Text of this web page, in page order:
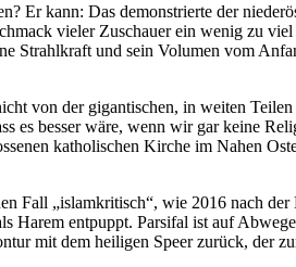
Er kann: Das demonstrierte der
vieler Zuschauer ein wenig zu
Strahlkraft und sein Volumen vom
von der gigantischen, in weiten
es besser wäre, wenn wir gar keine
katholischen Kirche im Nahen
Fall „islamkritisch“, wie 2016 nach
Harem entpuppt. Parsifal ist auf
mit dem heiligen Speer zurück, der